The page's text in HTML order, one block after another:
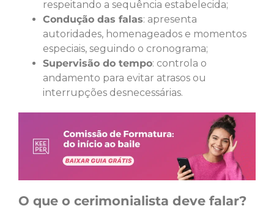
respeitando a sequência estabelecida;
Condução das falas: apresenta
autoridades, homenageados e momentos
especiais, seguindo o cronograma;
Supervisão do tempo: controla o
andamento para evitar atrasos ou
interrupções desnecessárias.
O que o cerimonialista deve falar?